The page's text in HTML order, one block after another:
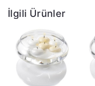
İlgili Ürünler